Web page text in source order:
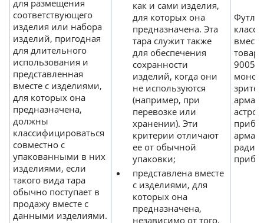
для размещения
соответствующего
изделия или набора
изделий, пригодная
для длительного
использования и
представленная
вместе с изделиями,
для которых она
предназначена,
должны
классифицироваться
совместно с
упакованными в них
изделиями, если
такого вида тара
обычно поступает в
продажу вместе с
данными изделиями.
как и сами изделия,
для которых она
предназначена. Эта
тара служит также
для обеспечения
сохранности
изделий, когда они
не используются
(например, при
перевозке или
хранении). Эти
критерии отличают
ее от обычной
упаковки;
представлена вместе
с изделиями, для
которых она
предназначена,
независимо от того,
9005